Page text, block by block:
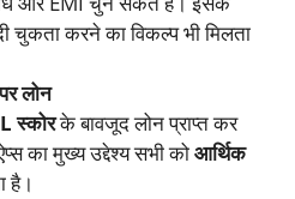
चुकता करने का विकल्प भी मिलता
लोन
स्कोरके बावजूद लोन प्राप्त कर
का मुख्य उद्देश्य सभी कोआर्थिक
है।